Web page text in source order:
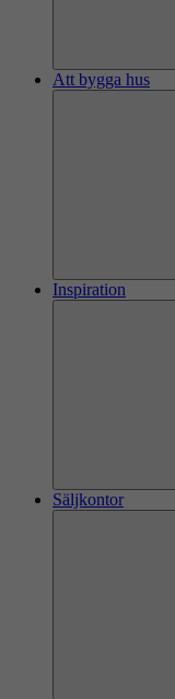
Att bygga hus
Inspiration
Säljkontor